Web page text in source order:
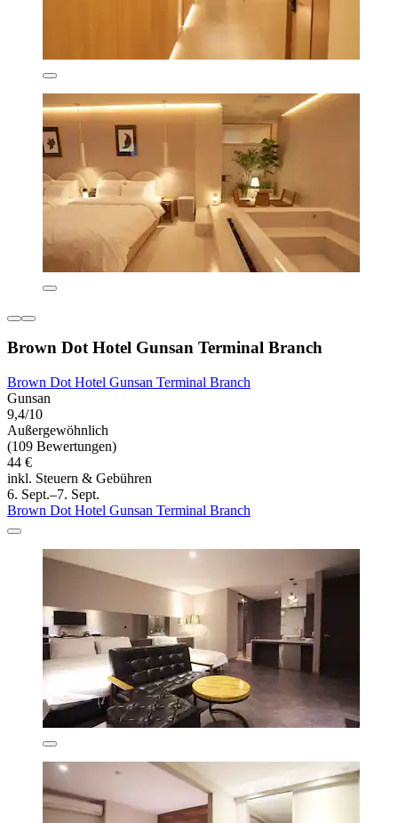
Brown Dot Hotel Gunsan Terminal Branch
Brown Dot Hotel Gunsan Terminal Branch
Gunsan
9,4/10
Außergewöhnlich
(109 Bewertungen)
44 €
inkl. Steuern & Gebühren
6. Sept.–7. Sept.
Brown Dot Hotel Gunsan Terminal Branch